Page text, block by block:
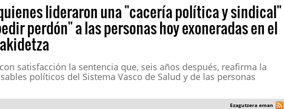
lideraron una "cacería política y sindical"
perdón" a las personas hoy exoneradas en el
satisfacción la sentencia que, seis años después, reafirma la
políticos del Sistema Vasco de Salud y de las personas
Ezagutzera eman